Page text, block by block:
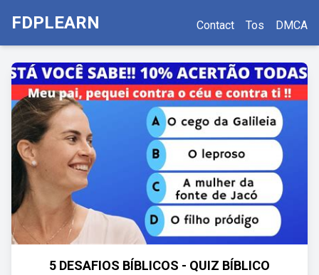
FDPLEARN Contact Tos DMCA
5 DESAFIOS BÍBLICOS - QUIZ BÍBLICO